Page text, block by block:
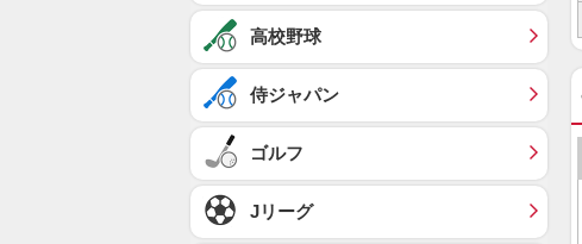
高校野球
侍ジャパン
ゴルフ
Jリーグ